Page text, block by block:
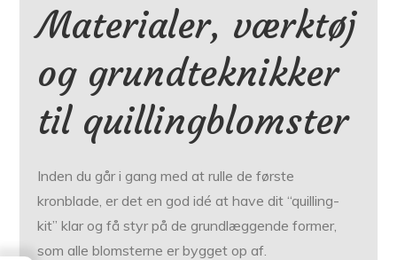
Materialer, værktøj
og grundteknikker
til quillingblomster
Inden du går i gang med at rulle de første
kronblade, er det en god idé at have dit “quilling-
kit” klar og få styr på de grundlæggende former,
som alle blomsterne er bygget op af.